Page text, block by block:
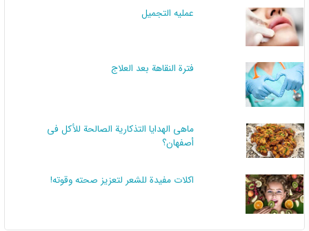
عملیه التجمیل
فترة النقاهة بعد العلاج
ماهي الهدايا التذكارية الصالحة للأكل في
أصفهان؟
اكلات مفيدة للشعر لتعزيز صحته وقوته!